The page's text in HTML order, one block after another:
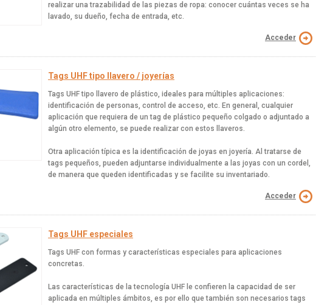
realizar una trazabilidad de las piezas de ropa: conocer cuántas veces se ha
lavado, su dueño, fecha de entrada, etc.
Acceder
Tags UHF tipo llavero / joyerías
Tags UHF tipo llavero de plástico, ideales para múltiples aplicaciones:
identificación de personas, control de acceso, etc. En general, cualquier
aplicación que requiera de un tag de plástico pequeño colgado o adjuntado a
algún otro elemento, se puede realizar con estos llaveros.
Otra aplicación típica es la identificación de joyas en joyería. Al tratarse de
tags pequeños, pueden adjuntarse individualmente a las joyas con un cordel,
de manera que queden identificadas y se facilite su inventariado.
Acceder
Tags UHF especiales
Tags UHF con formas y características especiales para aplicaciones
concretas.
Las características de la tecnología UHF le confieren la capacidad de ser
aplicada en múltiples ámbitos, es por ello que también son necesarios tags